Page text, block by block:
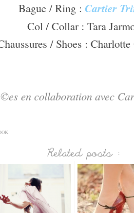
Bague / Ring : Cartier
Col / Collar : Tara
/ Shoes :
en collaboration avec